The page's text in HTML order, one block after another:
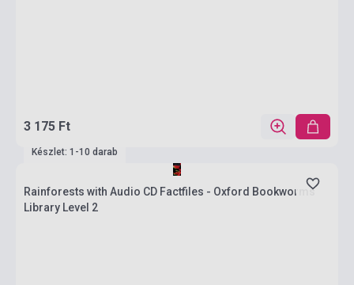
3 175 Ft
Készlet: 1-10 darab
Rainforests with Audio CD Factfiles - Oxford Bookworms
Library Level 2